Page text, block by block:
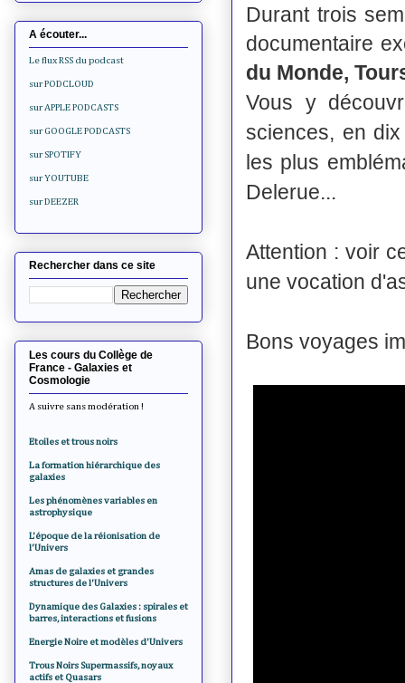
Durant trois
documentaire
du Monde,
Vous y
sciences, en
les plus
Delerue...
Attention : voir
une vocation
Bons voyages
A écouter...
Le flux RSS du podcast
sur PODCLOUD
sur APPLE PODCASTS
sur GOOGLE PODCASTS
sur SPOTIFY
sur YOUTUBE
sur DEEZER
Rechercher dans ce site
Les cours du Collège de
France - Galaxies et
Cosmologie
A suivre sans modération !
Etoiles et trous noirs
La formation hiérarchique des
galaxies
Les phénomènes variables en
astrophysique
L'époque de la réionisation de
l'Univers
Amas de galaxies et grandes
structures de l'Univers
Dynamique des Galaxies : spirales et
barres, interactions et fusions
Energie Noire et modèles d'Univers
Trous Noirs Supermassifs, noyaux
actifs et Quasars